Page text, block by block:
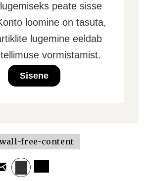
peate sisse
loomine on tasuta,
lugemine eeldab
vormistamist.
Sisene
free-content